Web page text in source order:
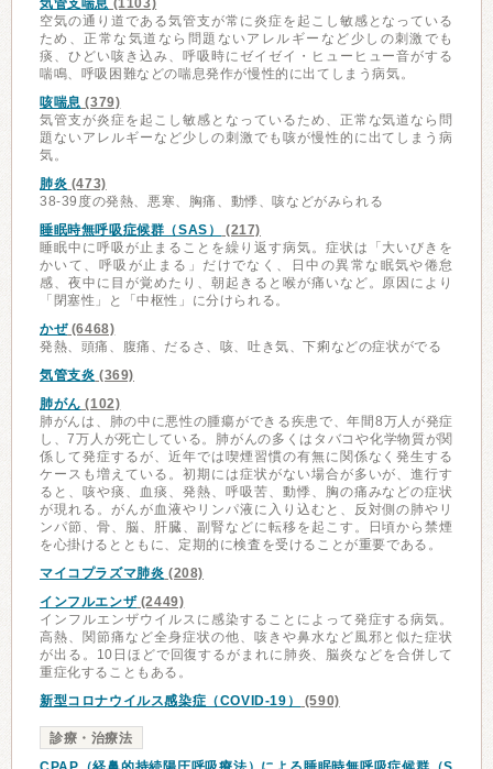
気管支喘息 (1103)
空気の通り道である気管支が常に炎症を起こし敏感となっている
ため、正常な気道なら問題ないアレルギーなど少しの刺激でも
痰、ひどい咳き込み、呼吸時にゼイゼイ・ヒューヒュー音がする
喘鳴、呼吸困難などの喘息発作が慢性的に出てしまう病気。
咳喘息 (379)
気管支が炎症を起こし敏感となっているため、正常な気道なら問
題ないアレルギーなど少しの刺激でも咳が慢性的に出てしまう病
気。
肺炎 (473)
38-39度の発熱、悪寒、胸痛、動悸、咳などがみられる
睡眠時無呼吸症候群（SAS）
(217)
睡眠中に呼吸が止まることを繰り返す病気。症状は「大いびきを
かいて、呼吸が止まる」だけでなく、日中の異常な眠気や倦怠
感、夜中に目が覚めたり、朝起きると喉が痛いなど。原因により
「閉塞性」と「中枢性」に分けられる。
かぜ(6468)
発熱、頭痛、腹痛、だるさ、咳、吐き気、下痢などの症状がでる
気管支炎 (369)
肺がん (102)
肺がんは、肺の中に悪性の腫瘍ができる疾患で、年間8万人が発症
し、7万人が死亡している。肺がんの多くはタバコや化学物質が関
係して発症するが、近年では喫煙習慣の有無に関係なく発生する
ケースも増えている。初期には症状がない場合が多いが、進行す
ると、咳や痰、血痰、発熱、呼吸苦、動悸、胸の痛みなどの症状
が現れる。がんが血液やリンパ液に入り込むと、反対側の肺やリ
ンパ節、骨、脳、肝臓、副腎などに転移を起こす。日頃から禁煙
を心掛けるとともに、定期的に検査を受けることが重要である。
マイコプラズマ肺炎 (208)
インフルエンザ(2449)
インフルエンザウイルスに感染することによって発症する病気。
高熱、関節痛など全身症状の他、咳きや鼻水など風邪と似た症状
が出る。10日ほどで回復するがまれに肺炎、脳炎などを合併して
重症化することもある。
新型コロナウイルス感染症（COVID-19）
(590)
診療・治療法